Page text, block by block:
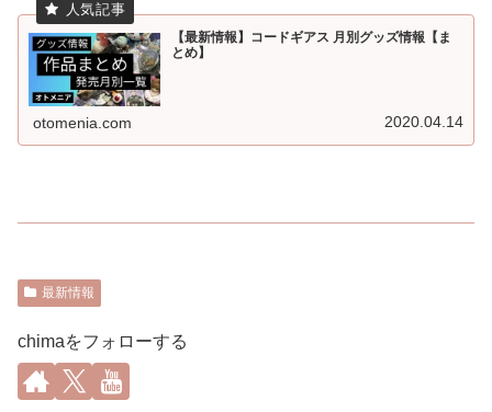
【最新情報】コードギアス 月別グッズ情報【ま
とめ】
otomenia.com 2020.04.14
最新情報
chimaをフォローする